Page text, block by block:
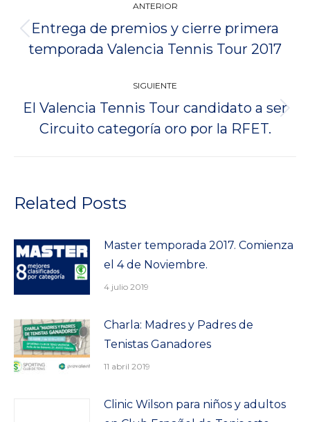
entre
publicaciones
ANTERIOR
Publicación
anterior:
Entrega de premios y cierre primera
temporada Valencia Tennis Tour 2017
SIGUIENTE
Publicación
siguiente:
El Valencia Tennis Tour candidato a ser
Circuito categoría oro por la RFET.
Related Posts
Master temporada 2017. Comienza
el 4 de Noviembre.
4 julio 2019
Charla: Madres y Padres de
Tenistas Ganadores
11 abril 2019
Clinic Wilson para niños y adultos